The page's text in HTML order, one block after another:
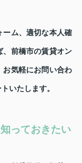
ーム、適切な本人確
、前橋市の賃貸オン
お気軽にお問い合わ
いたします。
っておきたい